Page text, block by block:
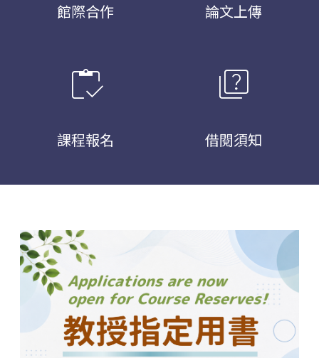
館際合作 論文上傳
inventory
課程報名
quiz
借閱須知